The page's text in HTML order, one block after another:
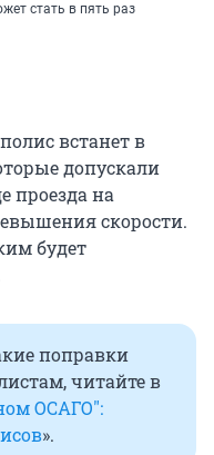
стать в пять раз
встанет в
допускали
проезда на
скорости.
будет
поправки
читайте в
ОСАГО":
».